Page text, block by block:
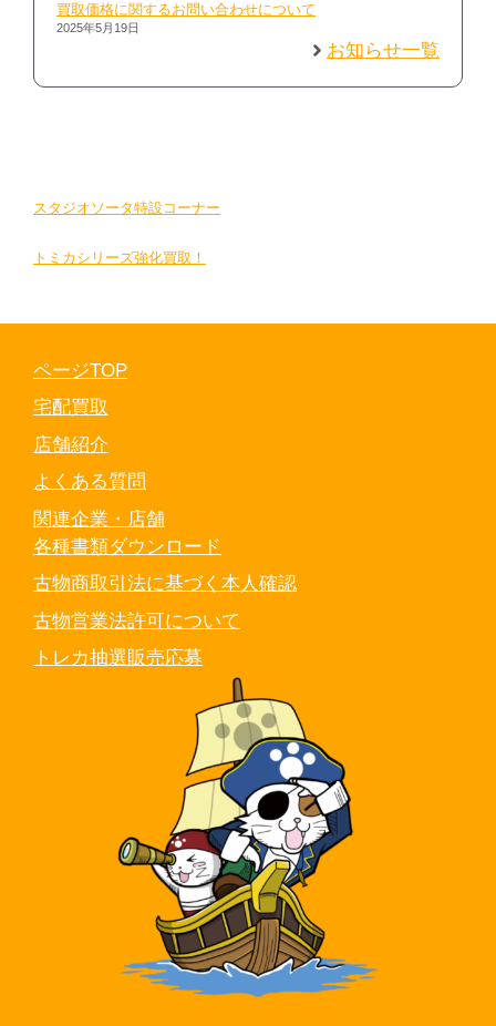
買取価格に関するお問い合わせについて
2025年5月19日
お知らせ一覧
スタジオソータ特設コーナー
トミカシリーズ強化買取！
ページTOP
宅配買取
店舗紹介
よくある質問
関連企業・店舗
各種書類ダウンロード
古物商取引法に基づく本人確認
古物営業法許可について
トレカ抽選販売応募